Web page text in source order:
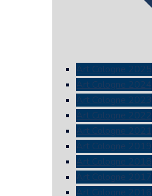
Art Cologne 2025
Art Cologne 2024
Art Cologne 2023
Art Cologne 2022
Art Cologne 2021
Art Cologne 2019
Art Cologne 2018
Art Cologne 2017
Art Cologne 2016